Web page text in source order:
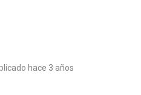
hace 3 años